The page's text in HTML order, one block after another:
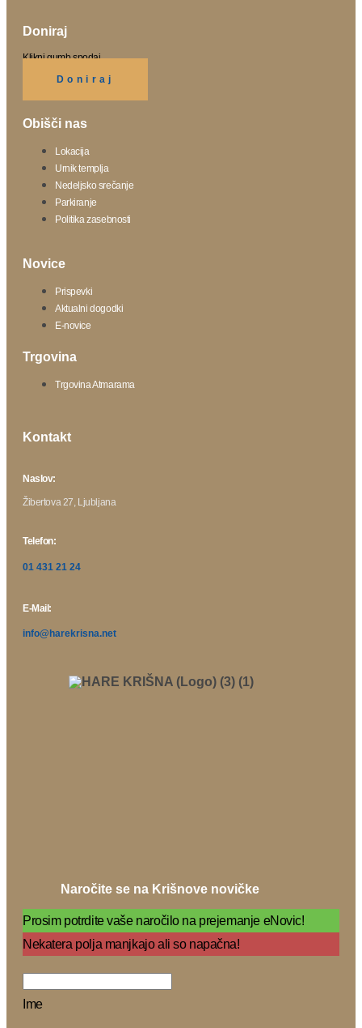
Doniraj
Klikni gumb spodaj.
Doniraj
Obišči nas
Lokacija
Urnik templja
Nedeljsko srečanje
Parkiranje
Politika zasebnosti
Novice
Prispevki
Aktualni dogodki
E-novice
Trgovina
Trgovina Atmarama
Kontakt
Naslov:
Žibertova 27, Ljubljana
Telefon:
01 431 21 24
E-Mail:
info@harekrisna.net
Naročite se na Krišnove novičke
Prosim potrdite vaše naročilo na prejemanje eNovic!
Nekatera polja manjkajo ali so napačna!
Ime